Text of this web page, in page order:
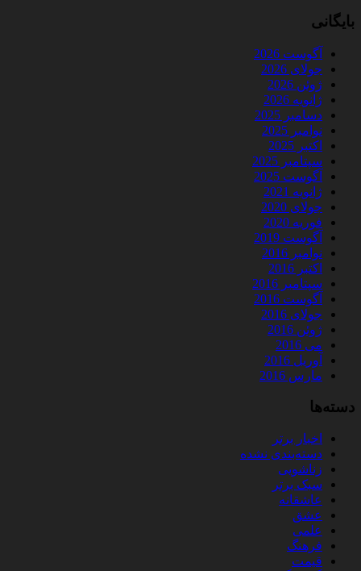
بایگانی
آگوست 2026
جولای 2026
ژوئن 2026
ژانویه 2026
دسامبر 2025
نوامبر 2025
اکتبر 2025
سپتامبر 2025
آگوست 2025
ژانویه 2021
جولای 2020
فوریه 2020
آگوست 2019
نوامبر 2016
اکتبر 2016
سپتامبر 2016
آگوست 2016
جولای 2016
ژوئن 2016
می 2016
آوریل 2016
مارس 2016
دسته‌ها
اخبار برتر
دسته‌بندی نشده
زناشویی
سبک برتر
عاشقانه
عشق
علمی
فرهنگ
قیمت